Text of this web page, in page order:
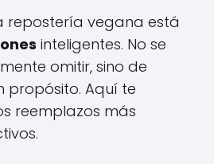
repostería vegana está
inteligentes. No se
omitir, sino de
propósito. Aquí te
reemplazos más